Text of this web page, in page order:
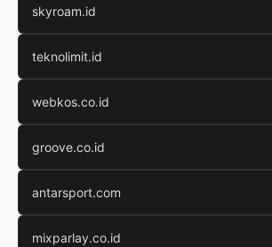
skyroam.id
teknolimit.id
webkos.co.id
groove.co.id
antarsport.com
mixparlay.co.id